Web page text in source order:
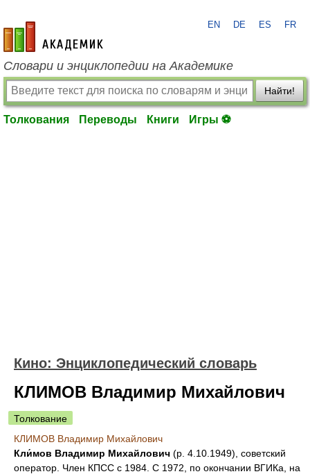
academic.ru
EN DE ES FR
Словари и энциклопедии на Академике
Найти!
Толкования Переводы Книги Игры ⚽
Кино: Энциклопедический словарь
КЛИМОВ Владимир Михайлович
Толкование
КЛИМОВ Владимир Михайлович
Кли́мов Владимир Михайлович (р. 4.10.1949), советский
оператор. Член КПСС с 1984. С 1972, по окончании ВГИКа, на